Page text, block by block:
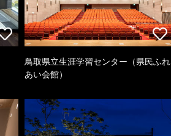
鳥取県立生涯学習センター（県民ふれ
あい会館）